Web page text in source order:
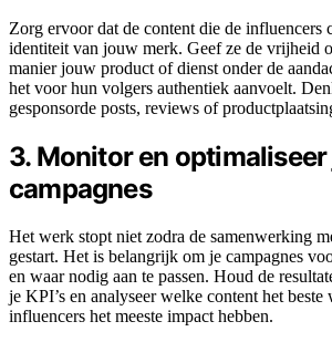
Zorg ervoor dat de content die de influencers
identiteit van jouw merk. Geef ze de vrijheid
manier jouw product of dienst onder de
het voor hun volgers authentiek aanvoelt.
gesponsorde posts, reviews of
3. Monitor en optimaliseer
campagnes
Het werk stopt niet zodra de samenwerking
gestart. Het is belangrijk om je campagnes
en waar nodig aan te passen. Houd de
je KPI’s en analyseer welke content het
influencers het meeste impact hebben.